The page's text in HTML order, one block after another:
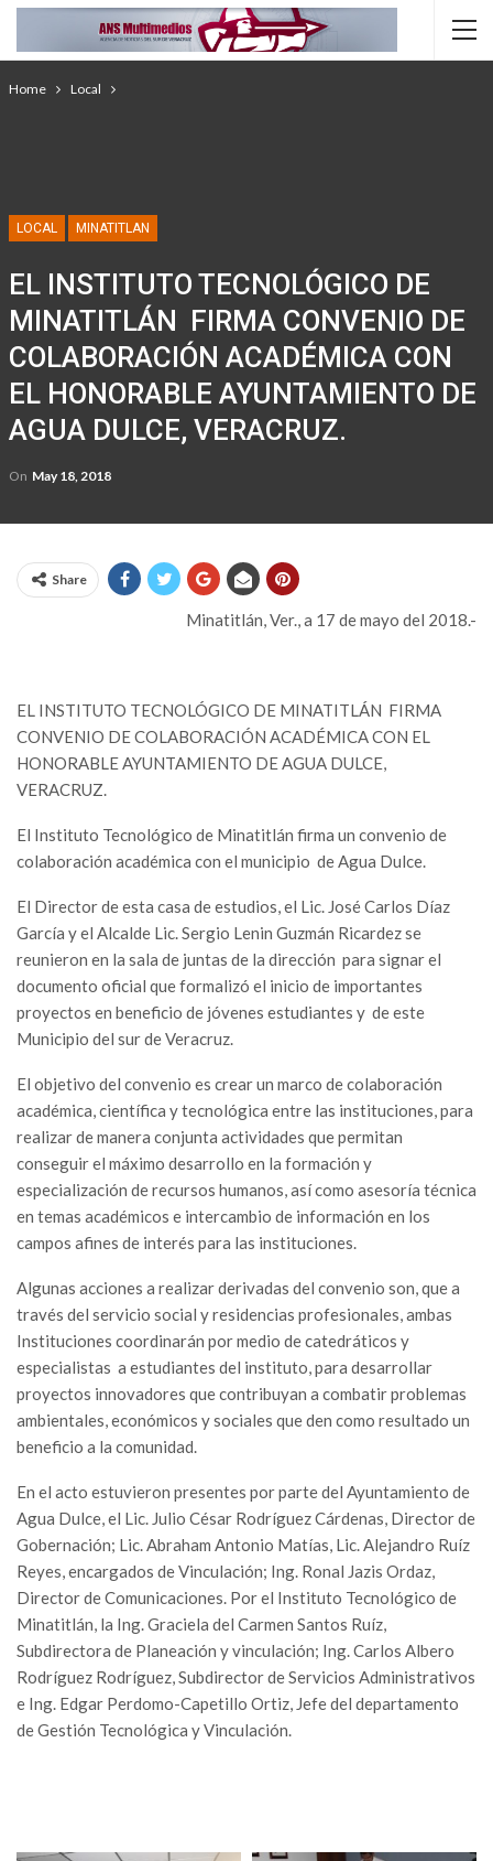
Home Local
LOCAL MINATITLAN
EL INSTITUTO TECNOLÓGICO DE
MINATITLÁN FIRMA CONVENIO DE
COLABORACIÓN ACADÉMICA CON
EL HONORABLE AYUNTAMIENTO DE
AGUA DULCE, VERACRUZ.
On May 18, 2018
Share
Minatitlán, Ver., a 17 de mayo del 2018.-
EL INSTITUTO TECNOLÓGICO DE MINATITLÁN FIRMA
CONVENIO DE COLABORACIÓN ACADÉMICA CON EL
HONORABLE AYUNTAMIENTO DE AGUA DULCE,
VERACRUZ.
El Instituto Tecnológico de Minatitlán firma un convenio de
colaboración académica con el municipio de Agua Dulce.
El Director de esta casa de estudios, el Lic. José Carlos Díaz
García y el Alcalde Lic. Sergio Lenin Guzmán Ricardez se
reunieron en la sala de juntas de la dirección para signar el
documento oficial que formalizó el inicio de importantes
proyectos en beneficio de jóvenes estudiantes y de este
Municipio del sur de Veracruz.
El objetivo del convenio es crear un marco de colaboración
académica, científica y tecnológica entre las instituciones, para
realizar de manera conjunta actividades que permitan
conseguir el máximo desarrollo en la formación y
especialización de recursos humanos, así como asesoría técnica
en temas académicos e intercambio de información en los
campos afines de interés para las instituciones.
Algunas acciones a realizar derivadas del convenio son, que a
través del servicio social y residencias profesionales, ambas
Instituciones coordinarán por medio de catedráticos y
especialistas a estudiantes del instituto, para desarrollar
proyectos innovadores que contribuyan a combatir problemas
ambientales, económicos y sociales que den como resultado un
beneficio a la comunidad.
En el acto estuvieron presentes por parte del Ayuntamiento de
Agua Dulce, el Lic. Julio César Rodríguez Cárdenas, Director de
Gobernación; Lic. Abraham Antonio Matías, Lic. Alejandro Ruíz
Reyes, encargados de Vinculación; Ing. Ronal Jazis Ordaz,
Director de Comunicaciones. Por el Instituto Tecnológico de
Minatitlán, la Ing. Graciela del Carmen Santos Ruíz,
Subdirectora de Planeación y vinculación; Ing. Carlos Albero
Rodríguez Rodríguez, Subdirector de Servicios Administrativos
e Ing. Edgar Perdomo-Capetillo Ortiz, Jefe del departamento
de Gestión Tecnológica y Vinculación.